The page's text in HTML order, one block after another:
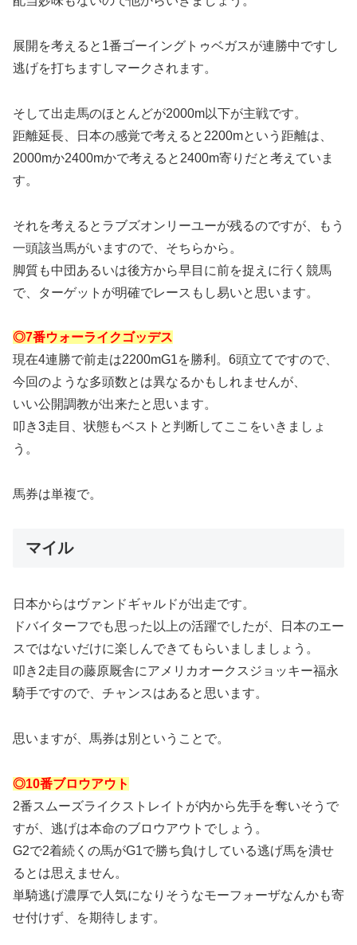
展開を考えると1番ゴーイングトゥベガスが連勝中ですし
逃げを打ちますしマークされます。
そして出走馬のほとんどが2000m以下が主戦です。
距離延長、日本の感覚で考えると2200mという距離は、
2000mか2400mかで考えると2400m寄りだと考えていま
す。
それを考えるとラブズオンリーユーが残るのですが、もう
一頭該当馬がいますので、そちらから。
脚質も中団あるいは後方から早目に前を捉えに行く競馬
で、ターゲットが明確でレースもし易いと思います。
◎7番ウォーライクゴッデス
現在4連勝で前走は2200mG1を勝利。6頭立てですので、
今回のような多頭数とは異なるかもしれませんが、
いい公開調教が出来たと思います。
叩き3走目、状態もベストと判断してここをいきましょ
う。
馬券は単複で。
マイル
日本からはヴァンドギャルドが出走です。
ドバイターフでも思った以上の活躍でしたが、日本のエー
スではないだけに楽しんできてもらいましましょう。
叩き2走目の藤原厩舎にアメリカオークスジョッキー福永
騎手ですので、チャンスはあると思います。
思いますが、馬券は別ということで。
◎10番ブロウアウト
2番スムーズライクストレイトが内から先手を奪いそうで
すが、逃げは本命のブロウアウトでしょう。
G2で2着続くの馬がG1で勝ち負けしている逃げ馬を潰せ
るとは思えません。
単騎逃げ濃厚で人気になりそうなモーフォーザなんかも寄
せ付けず、を期待します。